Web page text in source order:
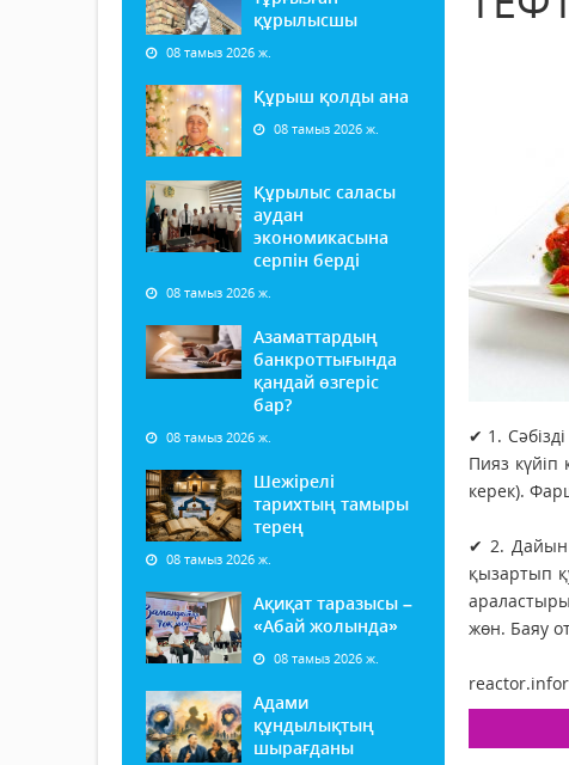
құрылысшы
08 тамыз 2026 ж.
Құрыш қолды ана
08 тамыз 2026 ж.
Құрылыс саласы
аудан
экономикасына
серпін берді
08 тамыз 2026 ж.
Азаматтардың
банкроттығында
қандай өзгеріс
бар?
08 тамыз 2026 ж.
Шежірелі
тарихтың тамыры
терең
08 тамыз 2026 ж.
Ақиқат таразысы –
«Абай жолында»
08 тамыз 2026 ж.
Адами
құндылықтың
шырағданы
✔ 1.
Пияз күйіп
керек).
✔ 2. Дайын
қызартып
жөн. Баяу